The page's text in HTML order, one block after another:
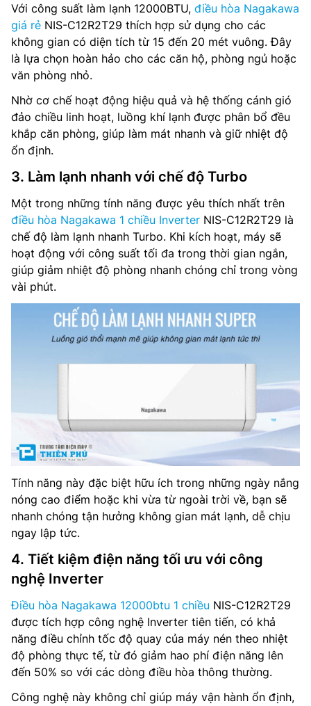
Với công suất làm lạnh 12000BTU, điều hòa Nagakawa
giá rẻ NIS-C12R2T29 thích hợp sử dụng cho các
không gian có diện tích từ 15 đến 20 mét vuông. Đây
là lựa chọn hoàn hảo cho các căn hộ, phòng ngủ hoặc
văn phòng nhỏ.
Nhờ cơ chế hoạt động hiệu quả và hệ thống cánh gió
đảo chiều linh hoạt, luồng khí lạnh được phân bổ đều
khắp căn phòng, giúp làm mát nhanh và giữ nhiệt độ
ổn định.
3. Làm lạnh nhanh với chế độ Turbo
Một trong những tính năng được yêu thích nhất trên
điều hòa Nagakawa 1 chiều Inverter NIS-C12R2T29 là
chế độ làm lạnh nhanh Turbo. Khi kích hoạt, máy sẽ
hoạt động với công suất tối đa trong thời gian ngắn,
giúp giảm nhiệt độ phòng nhanh chóng chỉ trong vòng
vài phút.
Tính năng này đặc biệt hữu ích trong những ngày nắng
nóng cao điểm hoặc khi vừa từ ngoài trời về, bạn sẽ
nhanh chóng tận hưởng không gian mát lạnh, dễ chịu
ngay lập tức.
4. Tiết kiệm điện năng tối ưu với công
nghệ Inverter
Điều hòa Nagakawa 12000btu 1 chiều NIS-C12R2T29
được tích hợp công nghệ Inverter tiên tiến, có khả
năng điều chỉnh tốc độ quay của máy nén theo nhiệt
độ phòng thực tế, từ đó giảm hao phí điện năng lên
đến 50% so với các dòng điều hòa thông thường.
Công nghệ này không chỉ giúp máy vận hành ổn định,